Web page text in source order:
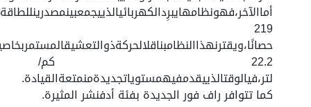
219
22.2 كم/
لتر،فيالوقتالذييقدمفيهمستوياتجديدةمنمتعةالقيادة.
كما تتوافر راف فور الجديدة بفئة أدفنشر المثيرة.